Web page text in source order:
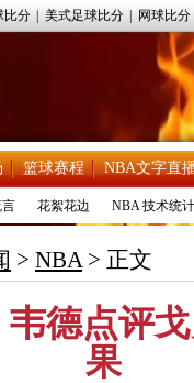
比分 美式足球比分 网球比分
篮球赛程 NBA文字直
花絮花边 NBA 技术统计
> NBA> 正文
德点评
果